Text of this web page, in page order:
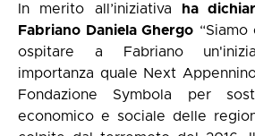
In merito all’iniziativa
ha
Fabriano Daniela Ghergo
ospitare a Fabriano
importanza quale Next
Fondazione Symbola per
economico e sociale delle